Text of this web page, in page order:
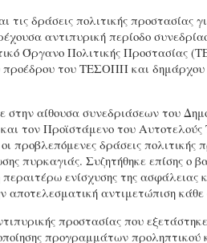
τις δράσεις πολιτικής προστασίας
αντιπυρική περίοδο
Όργανο Πολιτικής Προστασίας
του ΤΕΣΟΠΠ και
στην αίθουσα συνεδριάσεων του
τον Προϊστάμενο του Αυτοτελούς
προβλεπόμενες δράσεις πολιτικής
πυρκαγιάς. Συζητήθηκε επίσης ο
ενίσχυσης της
αντιμετώπιση κάθε
προστασίας που
προγραμμάτων προληπτικού